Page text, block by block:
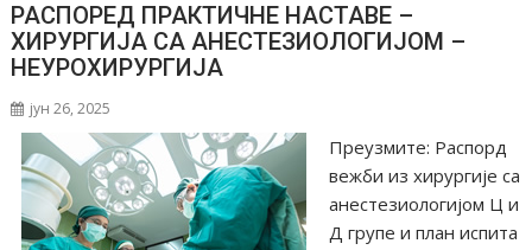
РАСПОРЕД ПРАКТИЧНЕ НАСТАВЕ –
ХИРУРГИЈА СА АНЕСТЕЗИОЛОГИЈОМ –
НЕУРОХИРУРГИЈА
јун 26, 2025
Преузмите: Распорд
вежби из хирургије са
анестезиологијом Ц и
Д групе и план испита